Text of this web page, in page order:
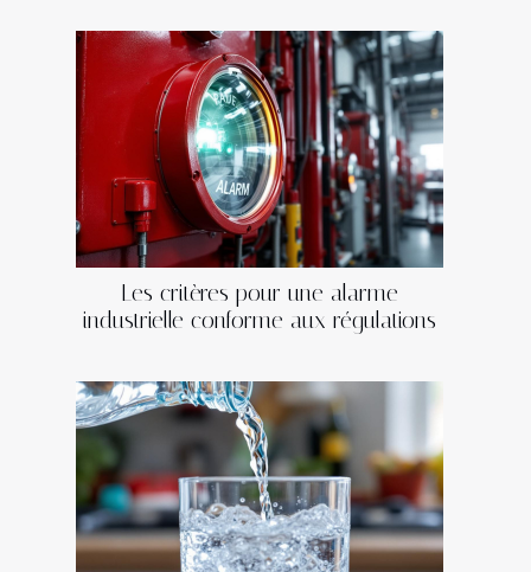
Les critères pour une alarme
industrielle conforme aux régulations